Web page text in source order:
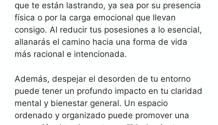
que te están lastrando, ya sea por su presencia
física o por la carga emocional que llevan
consigo. Al reducir tus posesiones a lo esencial,
allanarás el camino hacia una forma de vida
más racional e intencionada.
Además, despejar el desorden de tu entorno
puede tener un profundo impacto en tu claridad
mental y bienestar general. Un espacio
ordenado y organizado puede promover una